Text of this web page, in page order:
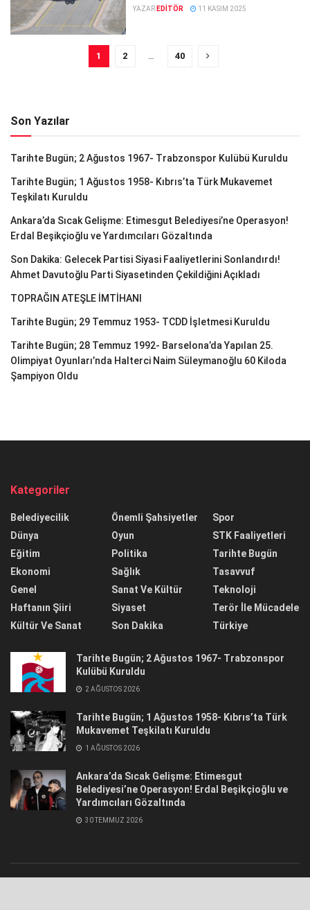
YAZAR EDITÖR 11 KASIM 2025
1 2 … 40
Son Yazılar
Tarihte Bugün; 2 Ağustos 1967- Trabzonspor Kulübü Kuruldu
Tarihte Bugün; 1 Ağustos 1958- Kıbrıs’ta Türk Mukavemet
Teşkilatı Kuruldu
Ankara’da Sıcak Gelişme: Etimesgut Belediyesi’ne Operasyon!
Erdal Beşikçioğlu ve Yardımcıları Gözaltında
Son Dakika: Gelecek Partisi Siyasi Faaliyetlerini Sonlandırdı!
Ahmet Davutoğlu Parti Siyasetinden Çekildiğini Açıkladı
TOPRAĞIN ATEŞLE İMTİHANI
Tarihte Bugün; 29 Temmuz 1953- TCDD İşletmesi Kuruldu
Tarihte Bugün; 28 Temmuz 1992- Barselona’da Yapılan 25.
Olimpiyat Oyunları’nda Halterci Naim Süleymanoğlu 60 Kiloda
Şampiyon Oldu
Kategoriler
Belediyecilik
Dünya
Eğitim
Ekonomi
Genel
Haftanın Şiiri
Kültür Ve Sanat
Önemli Şahsiyetler
Oyun
Politika
Sağlık
Sanat Ve Kültür
Siyaset
Son Dakika
Spor
STK Faaliyetleri
Tarihte Bugün
Tasavvuf
Teknoloji
Terör İle Mücadele
Türkiye
Tarihte Bugün; 2 Ağustos 1967- Trabzonspor
Kulübü Kuruldu
2 AĞUSTOS 2026
Tarihte Bugün; 1 Ağustos 1958- Kıbrıs’ta Türk
Mukavemet Teşkilatı Kuruldu
1 AĞUSTOS 2026
Ankara’da Sıcak Gelişme: Etimesgut
Belediyesi’ne Operasyon! Erdal Beşikçioğlu ve
Yardımcıları Gözaltında
30 TEMMUZ 2026